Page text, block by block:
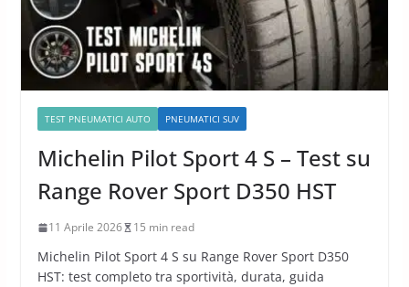
TEST PNEUMATICI AUTO PNEUMATICI SUV
Michelin Pilot Sport 4 S – Test su
Range Rover Sport D350 HST
11 Aprile 2026 15 min read
Michelin Pilot Sport 4 S su Range Rover Sport D350
HST: test completo tra sportività, durata, guida